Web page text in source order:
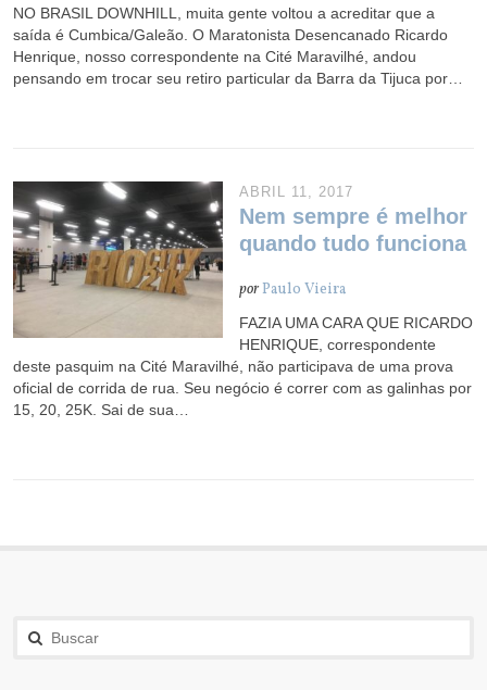
NO BRASIL DOWNHILL, muita gente voltou a acreditar que a
saída é Cumbica/Galeão. O Maratonista Desencanado Ricardo
Henrique, nosso correspondente na Cité Maravilhé, andou
pensando em trocar seu retiro particular da Barra da Tijuca por…
ABRIL 11, 2017
Nem sempre é melhor
quando tudo funciona
porPaulo Vieira
FAZIA UMA CARA QUE RICARDO
HENRIQUE, correspondente
deste pasquim na Cité Maravilhé, não participava de uma prova
oficial de corrida de rua. Seu negócio é correr com as galinhas por
15, 20, 25K. Sai de sua…